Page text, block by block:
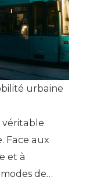
urbaine
véritable
Face aux
et à
de…